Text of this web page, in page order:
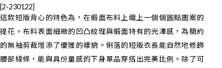
[2-230122]
這款短版背心的特色為，在緞面布料上織上一個個圓點圖案的
提花。布料表面細緻的凹凸紋理與緞面特有的光澤感，為簡約
的無袖剪裁增添了優雅的樣貌。俐落的短版衣長能自然地修飾
腰部線條，能與具份量感的下身單品穿搭出完美比例。除了可